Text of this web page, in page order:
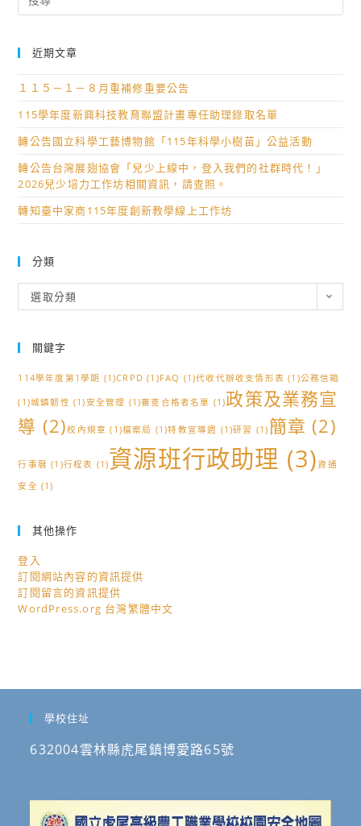
for:
近期文章
１１５－１－８月重補修重要公告
115學年度新興科技教育聯盟計畫專任助理錄取名單
轉公告國立科學工藝博物館「115年科學小樹苗」公益活動
轉公告台灣展翅協會「兒少上線中，登入我們的社群時代！」
2026兒少培力工作坊相關資訊，請查照。
轉知臺中家商115年度創新教學線上工作坊
分類
類
選取分類
關鍵字
114學年度第1學期 (1)CRPD (1)FAQ (1)代收代辦收支情形表 (1)公務信箱
(1)城鎮韌性 (1)安全管理 (1)審查合格者名單 (1)政策及業務宣
導 (2)校內規章 (1)檔案局 (1)特教宣導週 (1)研習 (1) 簡章 (2)
行事曆 (1)行程表 (1)資源班行政助理 (3)資通
安全 (1)
其他操作
登入
訂閱網站內容的資訊提供
訂閱留言的資訊提供
WordPress.org 台灣繁體中文
學校住址
632004雲林縣虎尾鎮博愛路65號